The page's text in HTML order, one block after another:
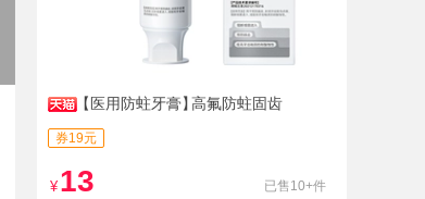
【医用防蛀牙膏】高氟防蛀固齿
券19元
¥ 13 已售10+件